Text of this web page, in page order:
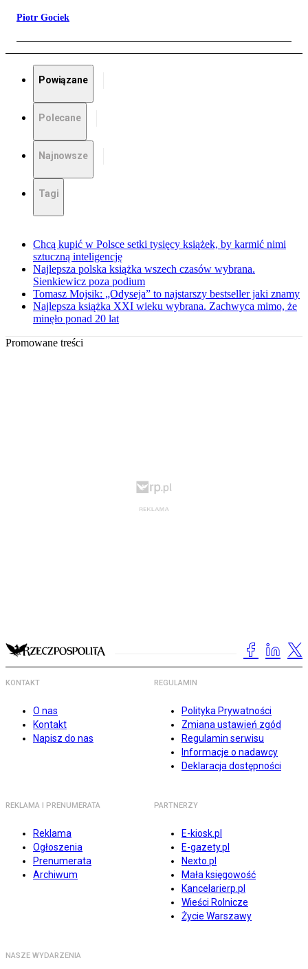
Piotr Gociek
Powiązane
Polecane
Najnowsze
Tagi
Chcą kupić w Polsce setki tysięcy książek, by karmić nimi
sztuczną inteligencję
Najlepsza polska książka wszech czasów wybrana.
Sienkiewicz poza podium
Tomasz Mojsik: „Odyseja” to najstarszy bestseller jaki znamy
Najlepsza książka XXI wieku wybrana. Zachwyca mimo, że
minęło ponad 20 lat
Promowane treści
KONTAKT
O nas
Kontakt
Napisz do nas
REGULAMIN
Polityka Prywatności
Zmiana ustawień zgód
Regulamin serwisu
Informacje o nadawcy
Deklaracja dostępności
REKLAMA I PRENUMERATA
Reklama
Ogłoszenia
Prenumerata
Archiwum
PARTNERZY
E-kiosk.pl
E-gazety.pl
Nexto.pl
Mała księgowość
Kancelarierp.pl
Wieści Rolnicze
Życie Warszawy
NASZE WYDARZENIA